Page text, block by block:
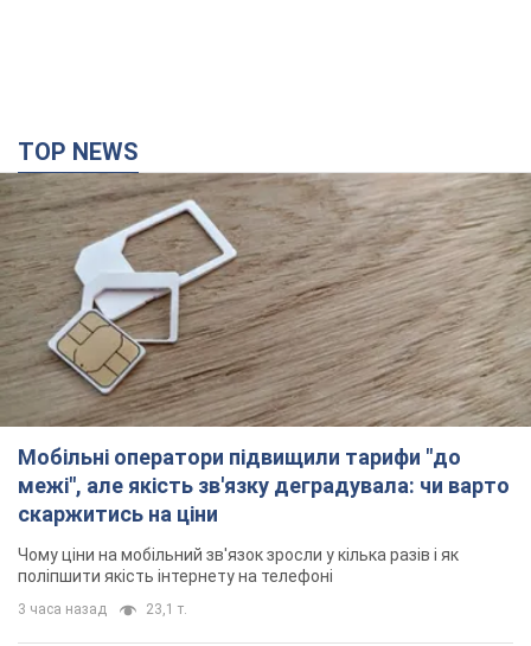
TOP NEWS
Мобільні оператори підвищили тарифи "до
межі", але якість зв'язку деградувала: чи варто
скаржитись на ціни
Чому ціни на мобільний зв'язок зросли у кілька разів і як
поліпшити якість інтернету на телефоні
3 часа назад 23,1 т.